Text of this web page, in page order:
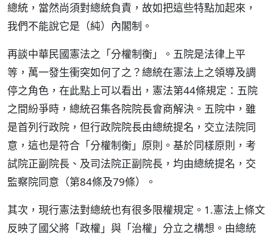
總統，當然尚須對總統負責，故如把這些特點加起來，
我們不能說它是（純）內閣制。
再談中華民國憲法之「分權制衡」。五院是法律上平
等，萬一發生衝突如何了之？總統在憲法上之領導及調
停之角色，在此點上可以看出，憲法第44條規定：五院
之間紛爭時，總統召集各院院長會商解決。五院中，雖
是首列行政院，但行政院院長由總統提名，交立法院同
意，這也是符合「分權制衡」原則。基於同樣原則，考
試院正副院長、及司法院正副院長，均由總統提名，交
監察院同意（第84條及79條）。
其次，現行憲法對總統也有很多限權規定。1.憲法上條文
反映了國父將「政權」與「治權」分立之構想。由總統